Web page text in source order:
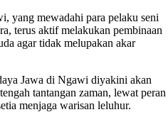
yang mewadahi para pelaku seni
terus aktif melakukan pembinaan
agar tidak melupakan akar
Jawa di Ngawi diyakini akan
tantangan zaman, lewat peran
menjaga warisan leluhur.